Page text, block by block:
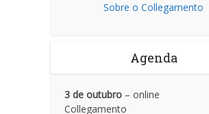
Sobre o Collegamento
Agenda
3 de outubro – online
Collegamento